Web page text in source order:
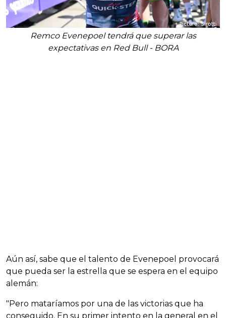
Remco Evenepoel tendrá que superar las
expectativas en Red Bull - BORA
Aún así, sabe que el talento de Evenepoel provocará
que pueda ser la estrella que se espera en el equipo
alemán:
"Pero mataríamos por una de las victorias que ha
conseguido. En su primer intento en la general en el